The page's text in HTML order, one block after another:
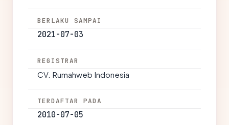
BERLAKU SAMPAI
2021-07-03
REGISTRAR
CV. Rumahweb Indonesia
TERDAFTAR PADA
2010-07-05